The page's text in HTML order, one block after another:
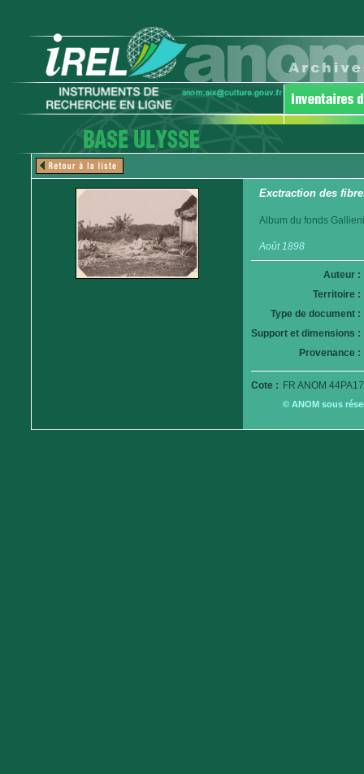
Exctraction des
Album du fonds
Août 1898
Auteur :
Territoire :
Type de document :
Support et dimensions :
Provenance :
Cote : FR ANOM
© ANOM sous